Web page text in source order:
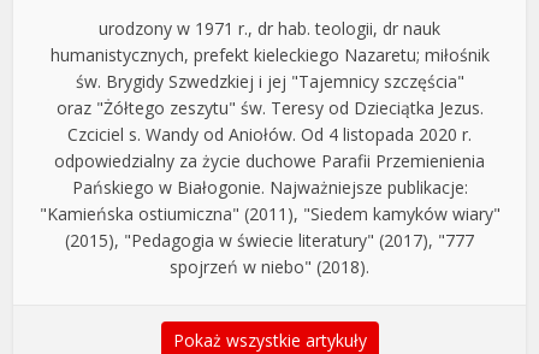
urodzony w 1971 r., dr hab. teologii, dr nauk
humanistycznych, prefekt kieleckiego Nazaretu; miłośnik
św. Brygidy Szwedzkiej i jej "Tajemnicy szczęścia"
oraz "Żółtego zeszytu" św. Teresy od Dzieciątka Jezus.
Czciciel s. Wandy od Aniołów. Od 4 listopada 2020 r.
odpowiedzialny za życie duchowe Parafii Przemienienia
Pańskiego w Białogonie. Najważniejsze publikacje:
"Kamieńska ostiumiczna" (2011), "Siedem kamyków wiary"
(2015), "Pedagogia w świecie literatury" (2017), "777
spojrzeń w niebo" (2018).
Pokaż wszystkie artykuły